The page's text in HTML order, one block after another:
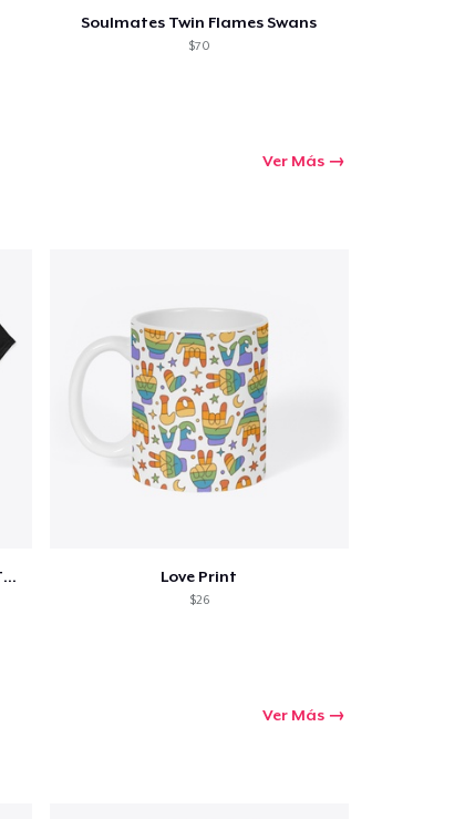
Soulmates Twin Flames Swans
$70
Ver Más
SCIENCE IS REAL, BLACK LIVES MATTER Love Print
$26
Ver Más